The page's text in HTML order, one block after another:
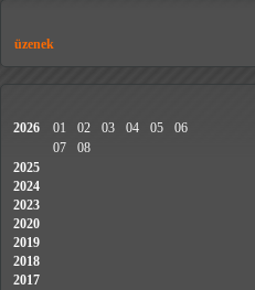
üzenek
2026 01 02 03 04 05
06
07
08
2025
2024
2023
2020
2019
2018
2017